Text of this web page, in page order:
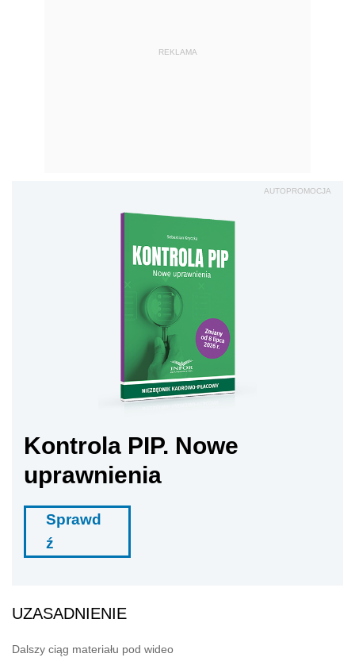
REKLAMA
AUTOPROMOCJA
Kontrola PIP. Nowe
uprawnienia
Sprawd
ź
UZASADNIENIE
Dalszy ciąg materiału pod wideo